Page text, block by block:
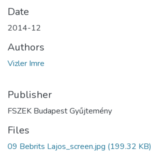
Date
2014-12
Authors
Vizler Imre
Publisher
FSZEK Budapest Gyűjtemény
Files
09 Bebrits Lajos_screen.jpg (199.32 KB)